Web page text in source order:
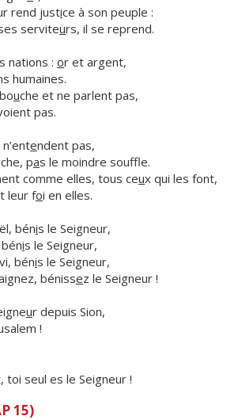
rend justice à son peuple :
serviteurs, il se reprend.
nations : or et argent,
humaines.
uche et ne parlent pas,
pas.
endent pas,
pas le moindre souffle.
comme elles, tous ceux qui les font,
leur foi en elles.
bénis le Seigneur,
is le Seigneur,
bénis le Seigneur,
bénissez le Seigneur !
ur depuis Sion,
!
toi seul es le Seigneur !
15)